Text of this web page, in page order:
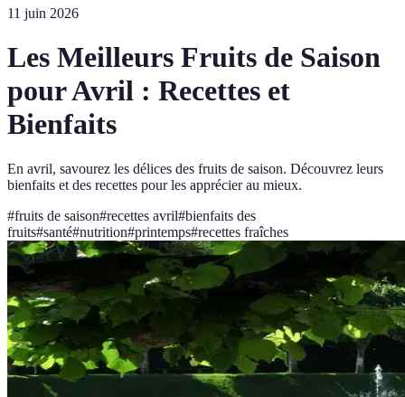
11 juin 2026
Les Meilleurs Fruits de Saison
pour Avril : Recettes et
Bienfaits
En avril, savourez les délices des fruits de saison. Découvrez leurs
bienfaits et des recettes pour les apprécier au mieux.
#fruits de saison#recettes avril#bienfaits des
fruits#santé#nutrition#printemps#recettes fraîches